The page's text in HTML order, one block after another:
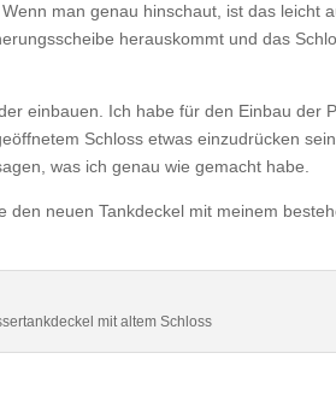
man genau hinschaut, ist das leicht
herauskommt und das
einbauen. Ich habe für den Einbau der
Schloss etwas einzudrücken
was ich genau wie gemacht habe.
neuen Tankdeckel mit meinem
mit altem Schloss